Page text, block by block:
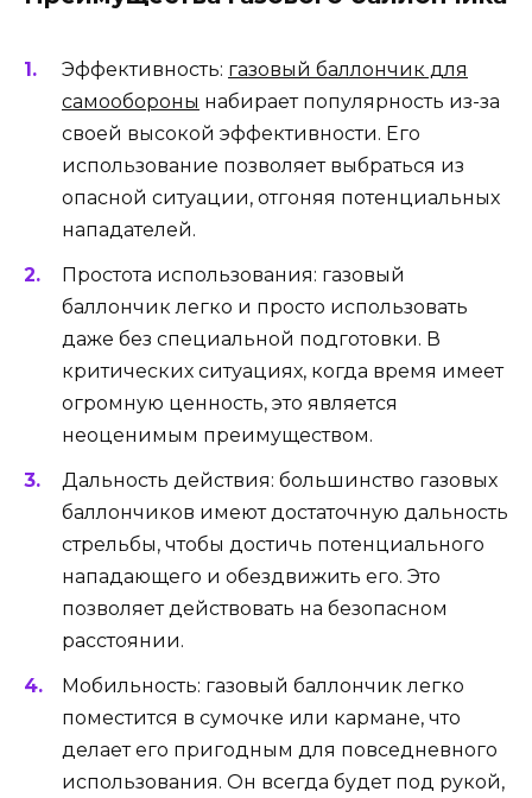
Эффективность: газовый баллончик для
самообороны набирает популярность из-за
своей высокой эффективности. Его
использование позволяет выбраться из
опасной ситуации, отгоняя потенциальных
нападателей.
Простота использования: газовый
баллончик легко и просто использовать
даже без специальной подготовки. В
критических ситуациях, когда время имеет
огромную ценность, это является
неоценимым преимуществом.
Дальность действия: большинство газовых
баллончиков имеют достаточную дальность
стрельбы, чтобы достичь потенциального
нападающего и обездвижить его. Это
позволяет действовать на безопасном
расстоянии.
Мобильность: газовый баллончик легко
поместится в сумочке или кармане, что
делает его пригодным для повседневного
использования. Он всегда будет под рукой,